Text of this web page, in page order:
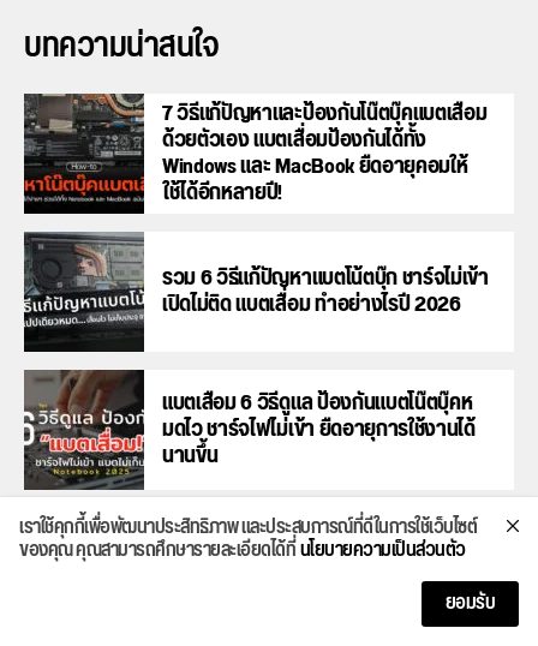
บทความน่าสนใจ
7 วิธีแก้ปัญหาและป้องกันโน๊ตบุ๊คแบตเสื่อม
ด้วยตัวเอง แบตเสื่อมป้องกันได้ทั้ง
Windows และ MacBook ยืดอายุคอมให้
ใช้ได้อีกหลายปี!
รวม 6 วิธีแก้ปัญหาแบตโน้ตบุ๊ก ชาร์จไม่เข้า
เปิดไม่ติด แบตเสื่อม ทำอย่างไรปี 2026
แบตเสื่อม 6 วิธีดูแล ป้องกันแบตโน๊ตบุ๊คห
มดไว ชาร์จไฟไม่เข้า ยืดอายุการใช้งานได้
นานขึ้น
HP Pavilion Aero 13 โน๊ตบุ๊คทำงานพลัง
AMD มี AI เล็กเบาสวย แรงได้ใจ แบตอึด 9
เราใช้คุกกี้เพื่อพัฒนาประสิทธิภาพ และประสบการณ์ที่ดีในการใช้เว็บไซต์
ของคุณ คุณสามารถศึกษารายละเอียดได้ที่นโยบายความเป็นส่วนตัว
ยอมรับ